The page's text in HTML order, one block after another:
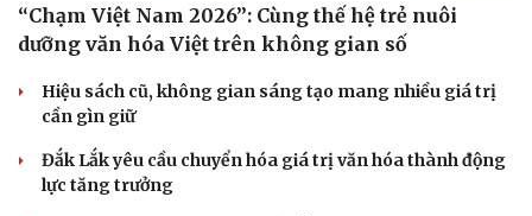
“Chạm Việt Nam 2026”: Cùng thế hệ trẻ nuôi
dưỡng văn hóa Việt trên không gian số
Hiệu sách cũ, không gian sáng tạo mang nhiều giá trị
cần gìn giữ
Đắk Lắk yêu cầu chuyển hóa giá trị văn hóa thành động
lực tăng trưởng